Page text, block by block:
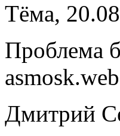
Тёма,
Проблема
Дмитрий